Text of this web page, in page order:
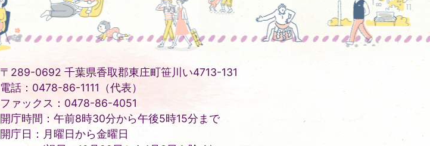
〒289-0692 千葉県香取郡東庄町笹川い4713-131
電話：0478-86-1111（代表）
ファックス：0478-86-4051
開庁時間：午前8時30分から午後5時15分まで
開庁日：月曜日から金曜日